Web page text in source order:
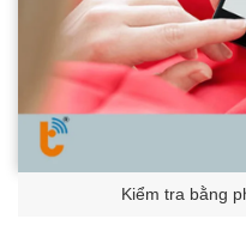
Kiểm tra bằng